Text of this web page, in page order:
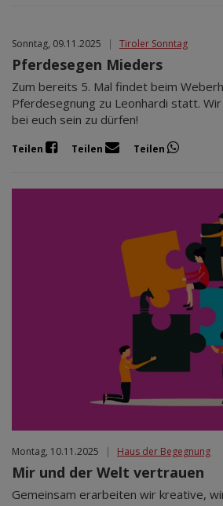
Sonntag, 09.11.2025 | Tiroler Sonntag
Pferdesegen Mieders
Zum bereits 5. Mal findet beim
Pferdesegnung zu Leonhardi statt.
bei euch sein zu dürfen!
Teilen Teilen Teilen
Montag, 10.11.2025 | Haus der Begegnung
Mir und der Welt vertrauen
Gemeinsam erarbeiten wir kreative,